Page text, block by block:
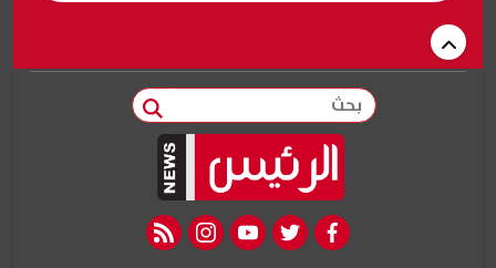
بحث
facebook
twitter
youtube
instagram
rss feed